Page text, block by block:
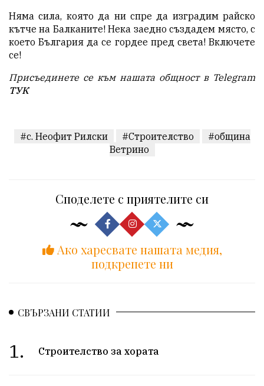
Няма сила, която да ни спре да изградим райско
кътче на Балканите! Нека заедно създадем място, с
което България да се гордее пред света! Включете
се!
Присъединете се към нашата общност в Telegram
ТУК
#с. Неофит Рилски #Строителство
#община
Ветрино
Споделете с приятелите си
Ако харесвате нашата медия,
подкрепете ни
СВЪРЗАНИ СТАТИИ
1. Строителство за хората